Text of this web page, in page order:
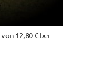
12,80 € bei